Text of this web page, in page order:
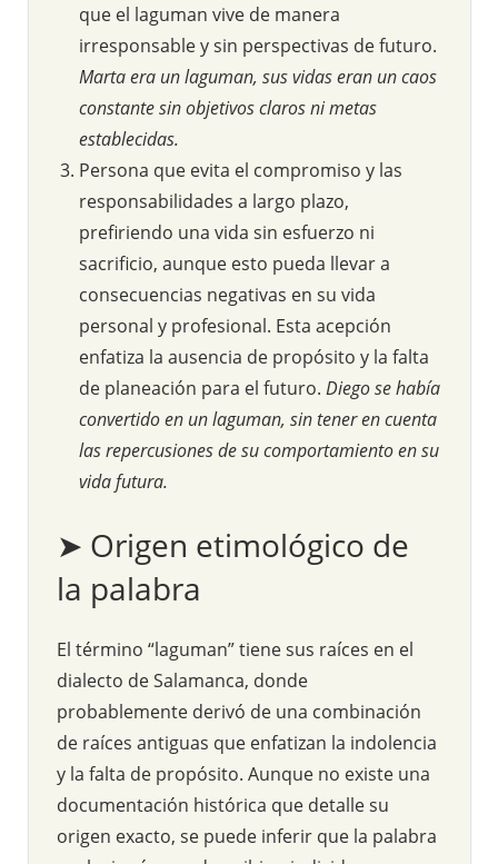
que el laguman vive de manera
irresponsable y sin perspectivas de futuro.
Marta era un laguman, sus vidas eran un caos
constante sin objetivos claros ni metas
establecidas.
Persona que evita el compromiso y las
responsabilidades a largo plazo,
prefiriendo una vida sin esfuerzo ni
sacrificio, aunque esto pueda llevar a
consecuencias negativas en su vida
personal y profesional. Esta acepción
enfatiza la ausencia de propósito y la falta
de planeación para el futuro. Diego se había
convertido en un laguman, sin tener en cuenta
las repercusiones de su comportamiento en su
vida futura.
➤ Origen etimológico de
la palabra
El término “laguman” tiene sus raíces en el
dialecto de Salamanca, donde
probablemente derivó de una combinación
de raíces antiguas que enfatizan la indolencia
y la falta de propósito. Aunque no existe una
documentación histórica que detalle su
origen exacto, se puede inferir que la palabra